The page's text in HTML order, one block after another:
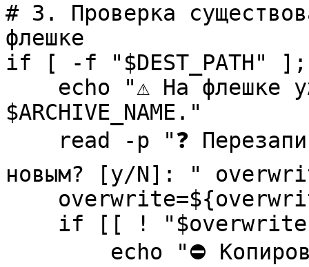
# 3. Проверка
флешке
if [ -f "$DEST_PATH"
echo "⚠️ На флешке
$ARCHIVE_NAME."
read -p "❓
новым? [y/N]: "
if [[ ! "$overwrite"
echo "⛔